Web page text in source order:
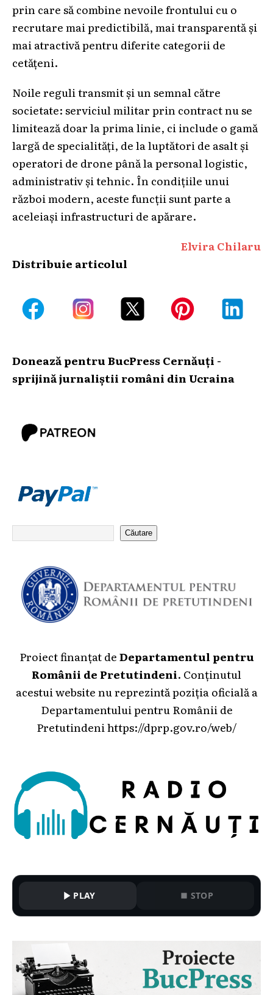
prin care să combine nevoile frontului cu o
recrutare mai predictibilă, mai transparentă și
mai atractivă pentru diferite categorii de
cetățeni.
Noile reguli transmit și un semnal către
societate: serviciul militar prin contract nu se
limitează doar la prima linie, ci include o gamă
largă de specialități, de la luptători de asalt și
operatori de drone până la personal logistic,
administrativ și tehnic. În condițiile unui
război modern, aceste funcții sunt parte a
aceleiași infrastructuri de apărare.
Elvira Chilaru
Distribuie articolul
Donează pentru BucPress Cernăuți -
sprijină jurnaliștii români din Ucraina
Căutare
Proiect finanțat deDepartamentul pentru
Românii de Pretutindeni. Conținutul
acestui website nu reprezintă poziția oficială a
Departamentului pentru Românii de
Pretutindeni https://dprp.gov.ro/web/
PLAY STOP